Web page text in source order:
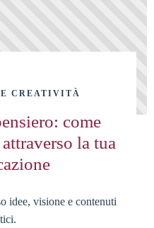
CREATIVITÀ
come
la tua
idee, visione e contenuti